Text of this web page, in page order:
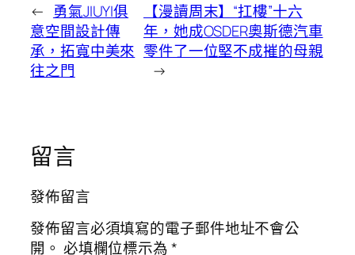
← 勇氣JIUYI俱
意空間設計傳
承，拓寬中美來
往之門
【漫讀周末】“扛樓”十六
年，她成OSDER奧斯德汽車
零件了一位堅不成摧的母親
→
留言
發佈留言
發佈留言必須填寫的電子郵件地址不會公
開。 必填欄位標示為*